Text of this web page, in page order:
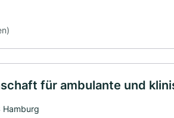
für ambulante und
Hamburg